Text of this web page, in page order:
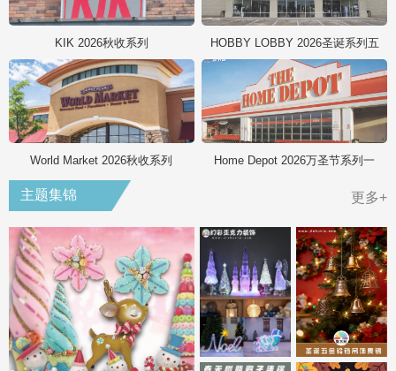
KIK 2026秋收系列 HOBBY LOBBY 2026圣诞系列五
World Market 2026秋收系列 Home Depot 2026万圣节系列一
主题集锦 更多+